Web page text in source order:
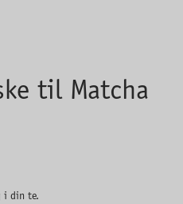
til Matcha
i din te.